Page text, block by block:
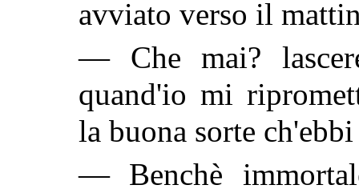
avviato verso il
— Che mai?
quand'io mi
la buona sorte
— Benchè